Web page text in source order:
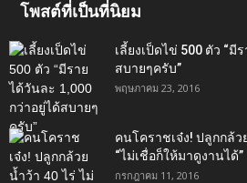
โพสต์ที่เป็นที่นิยม
เลี้ยงเป็ดไข่ 500 ตัว “มี
สบายๆครับ”
พฤษภาคม 23, 2016
คนโคราชเจ๋ง! ปลูกกล้
“ไม่เชื่อก็ให้มาดูงานได้”‬
กรกฎาคม 11, 2016